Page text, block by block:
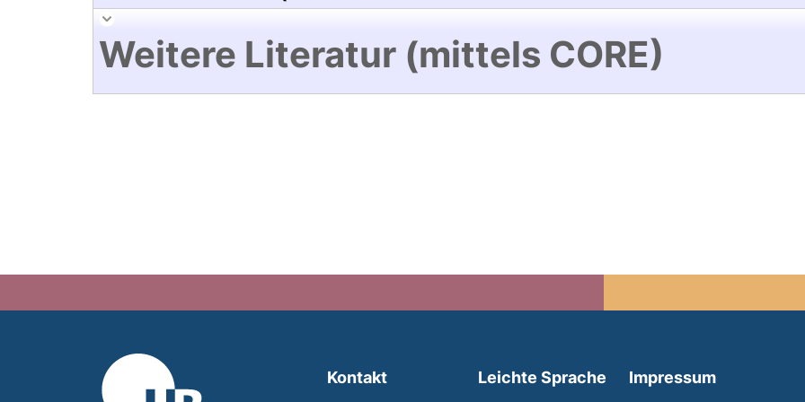
Weitere Literatur (mittels CORE)
Kontakt Leichte Sprache (external link, opens in a
Impressum